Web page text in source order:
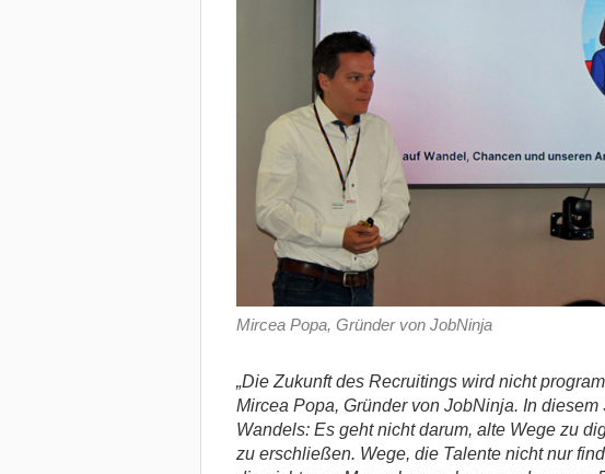
Mircea Popa, Gründer von JobNinja
„Die Zukunft des Recruitings wird nicht
Mircea Popa, Gründer von JobNinja. In
Wandels: Es geht nicht darum, alte Wege zu
zu erschließen. Wege, die Talente nicht nur